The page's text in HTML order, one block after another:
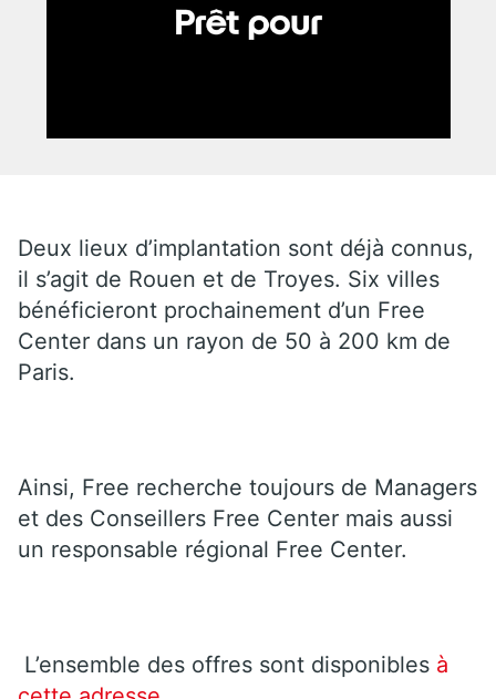
Deux lieux d’implantation sont déjà connus,
il s’agit de Rouen et de Troyes. Six villes
bénéficieront prochainement d’un Free
Center dans un rayon de 50 à 200 km de
Paris.
Ainsi, Free recherche toujours de Managers
et des Conseillers Free Center mais aussi
un responsable régional Free Center.
L’ensemble des offres sont disponibles à